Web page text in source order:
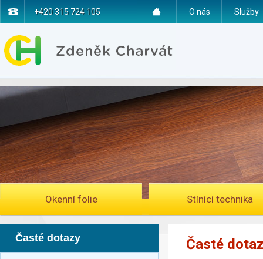
O nás Služby
+420 315 724 105
Okenní folie Stínící technika
Časté dotazy Časté